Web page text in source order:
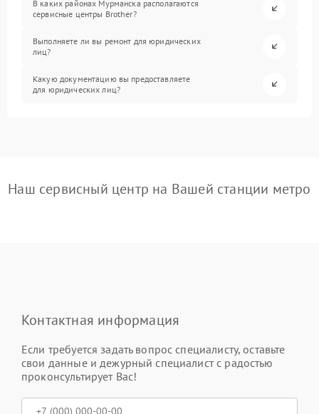
В каких районах Мурманска располагаются
сервисные центры Brother?
Выполняете ли вы ремонт для юридических
лиц?
Какую документацию вы предоставляете
для юридических лиц?
Наш сервисный центр на Вашей станции метро
Контактная информация
Если требуется задать вопрос специалисту, оставьте
свои данные и дежурный специалист с радостью
проконсультирует Вас!